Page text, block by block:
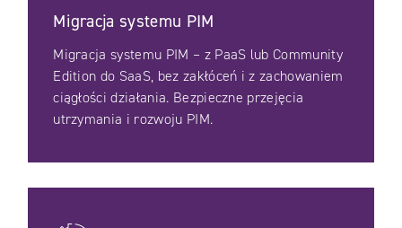
Migracja systemu PIM
Migracja systemu PIM – z PaaS lub Community
Edition do SaaS, bez zakłóceń i z zachowaniem
ciągłości działania. Bezpieczne przejęcia
utrzymania i rozwoju PIM.